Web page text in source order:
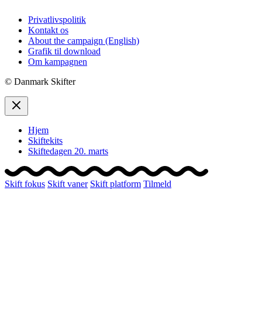
Privatlivspolitik
Kontakt os
About the campaign (English)
Grafik til download
Om kampagnen
© Danmark Skifter
Hjem
Skiftekits
Skiftedagen 20. marts
Skift fokus Skift vaner Skift platform Tilmeld